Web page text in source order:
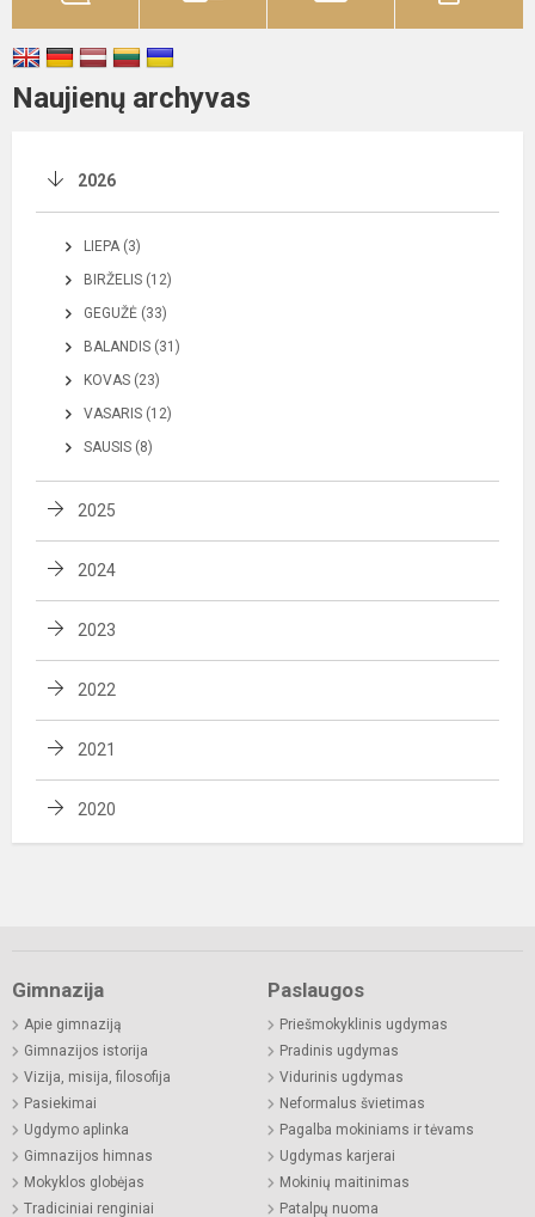
Naujienų archyvas
2026
LIEPA (3)
BIRŽELIS (12)
GEGUŽĖ (33)
BALANDIS (31)
KOVAS (23)
VASARIS (12)
SAUSIS (8)
2025
2024
2023
2022
2021
2020
Gimnazija
Apie gimnaziją
Gimnazijos istorija
Vizija, misija, filosofija
Pasiekimai
Ugdymo aplinka
Gimnazijos himnas
Mokyklos globėjas
Tradiciniai renginiai
Paslaugos
Priešmokyklinis ugdymas
Pradinis ugdymas
Vidurinis ugdymas
Neformalus švietimas
Pagalba mokiniams ir tėvams
Ugdymas karjerai
Mokinių maitinimas
Patalpų nuoma